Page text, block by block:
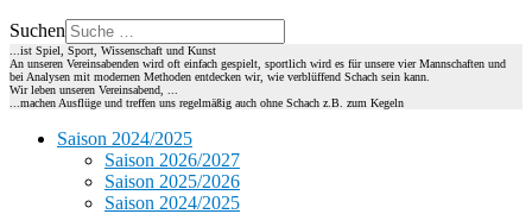
Suchen
...ist Spiel, Sport, Wissenschaft und Kunst
An unseren Vereinsabenden wird oft einfach gespielt, sportlich wird es für unsere vier Mannschaften und
bei Analysen mit modernen Methoden entdecken wir, wie verblüffend Schach sein kann.
Wir leben unseren Vereinsabend, ...
...machen Ausflüge und treffen uns regelmäßig auch ohne Schach z.B. zum Kegeln
Saison 2024/2025
Saison 2026/2027
Saison 2025/2026
Saison 2024/2025